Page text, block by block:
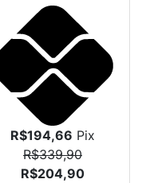
R$194,66 Pix
R$339,90
R$204,90